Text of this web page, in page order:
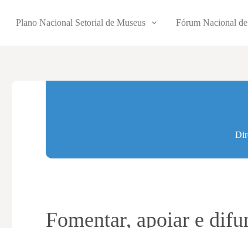
Plano Nacional Setorial de Museus Fórum Nacional
Fomentar, apoiar e